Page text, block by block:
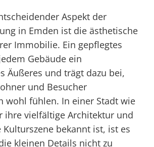
Aspekt der
in Emden ist die ästhetische
Immobilie. Ein gepflegtes
Gebäude ein
Äußeres und trägt dazu bei,
und Besucher
wohl fühlen. In einer Stadt wie
ihre vielfältige Architektur und
bekannt ist, ist es
kleinen Details nicht zu